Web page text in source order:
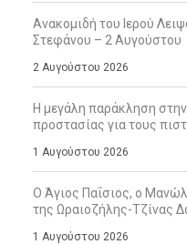
Ανακομιδή του Ιερού
Στεφάνου – 2 Αυγούστου
2 Αυγούστου 2026
Η μεγάλη παράκληση
προστασίας για τους
1 Αυγούστου 2026
Ο Άγιος Παΐσιος, ο
της Ωραιοζήλης-Τζίνας
1 Αυγούστου 2026